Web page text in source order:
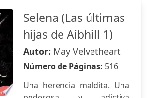
Selena (Las últimas
hijas de Aibhill 1)
Autor: May Velvetheart
Número de Páginas: 516
Una herencia maldita. Una